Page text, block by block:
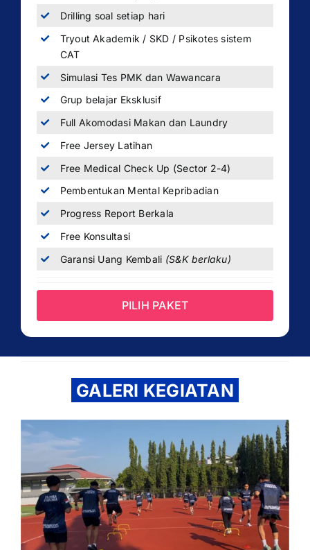
Drilling soal setiap hari
Tryout Akademik / SKD / Psikotes sistem
CAT
Simulasi Tes PMK dan Wawancara
Grup belajar Eksklusif
Full Akomodasi Makan dan Laundry
Free Jersey Latihan
Free Medical Check Up (Sector 2-4)
Pembentukan Mental Kepribadian
Progress Report Berkala
Free Konsultasi
Garansi Uang Kembali (S&K berlaku)
PILIH PAKET
GALERI KEGIATAN